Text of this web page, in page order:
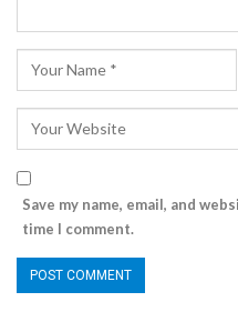
Save my name, email, and
time I comment.